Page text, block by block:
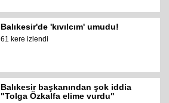
Balıkesir'de 'kıvılcım' umudu!
61 kere izlendi
Balıkesir başkanından şok iddia
"Tolga Özkalfa elime vurdu"